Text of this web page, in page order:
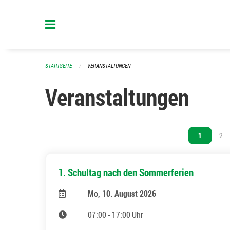
STARTSEITE VERANSTALTUNGEN
Veranstaltungen
Vous êtes
1 2
1. Schultag nach den Sommerferien
Mo, 10. August 2026
07:00 - 17:00 Uhr